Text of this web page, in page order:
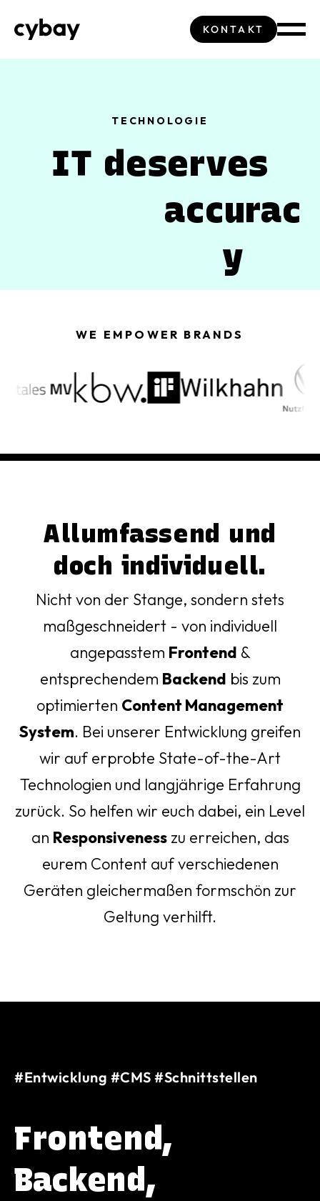
KONTAKT
TECHNOLOGIE
IT deserves
action
WE EMPOWER BRANDS
Allumfassend und
doch individuell.
Nicht von der Stange, sondern stets
maßgeschneidert - von individuell
angepasstem Frontend &
entsprechendem Backend bis zum
optimierten Content Management
System. Bei unserer Entwicklung greifen
wir auf erprobte State-of-the-Art
Technologien und langjährige Erfahrung
zurück. So helfen wir euch dabei, ein Level
an Responsivenesszu erreichen, das
eurem Content auf verschiedenen
Geräten gleichermaßen formschön zur
Geltung verhilft.
#Entwicklung #CMS #Schnittstellen
Frontend,
Backend,